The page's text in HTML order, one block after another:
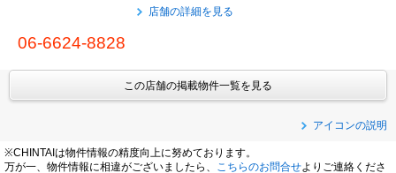
店舗の詳細を見る
06-6624-8828
この店舗の掲載物件一覧を見る
アイコンの説明
※CHINTAIは物件情報の精度向上に努めております。
万が一、物件情報に相違がございましたら、
こちらのお問合せよりご連絡くださ